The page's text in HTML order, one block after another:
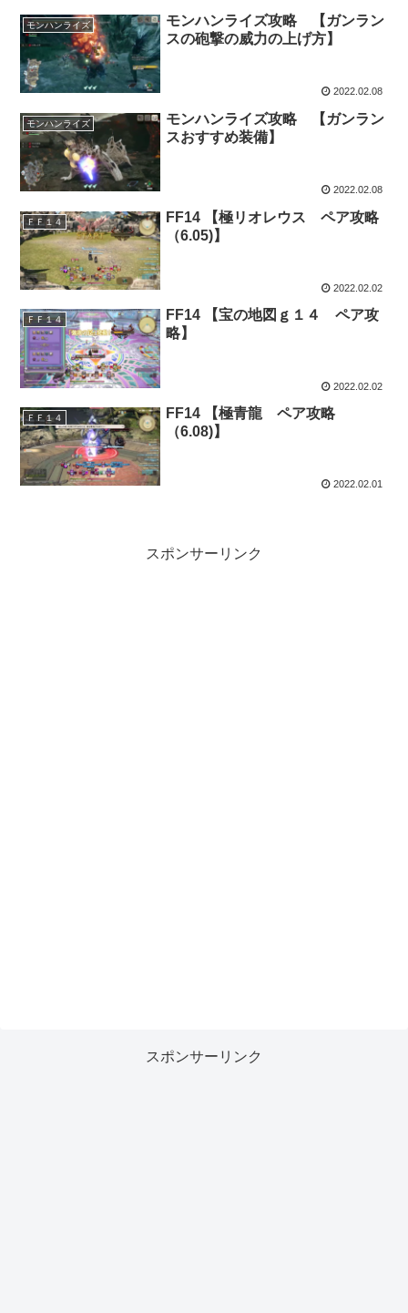
モンハンライズ
モンハンライズ攻略 【ガンラン
スの砲撃の威力の上げ方】
2022.02.08
モンハンライズ
モンハンライズ攻略 【ガンラン
スおすすめ装備】
2022.02.08
ＦＦ１４
FF14 【極リオレウス ペア攻略
（6.05)】
2022.02.02
ＦＦ１４
FF14 【宝の地図ｇ１４ ペア攻
略】
2022.02.02
ＦＦ１４
FF14 【極青龍 ペア攻略
（6.08)】
2022.02.01
スポンサーリンク
スポンサーリンク